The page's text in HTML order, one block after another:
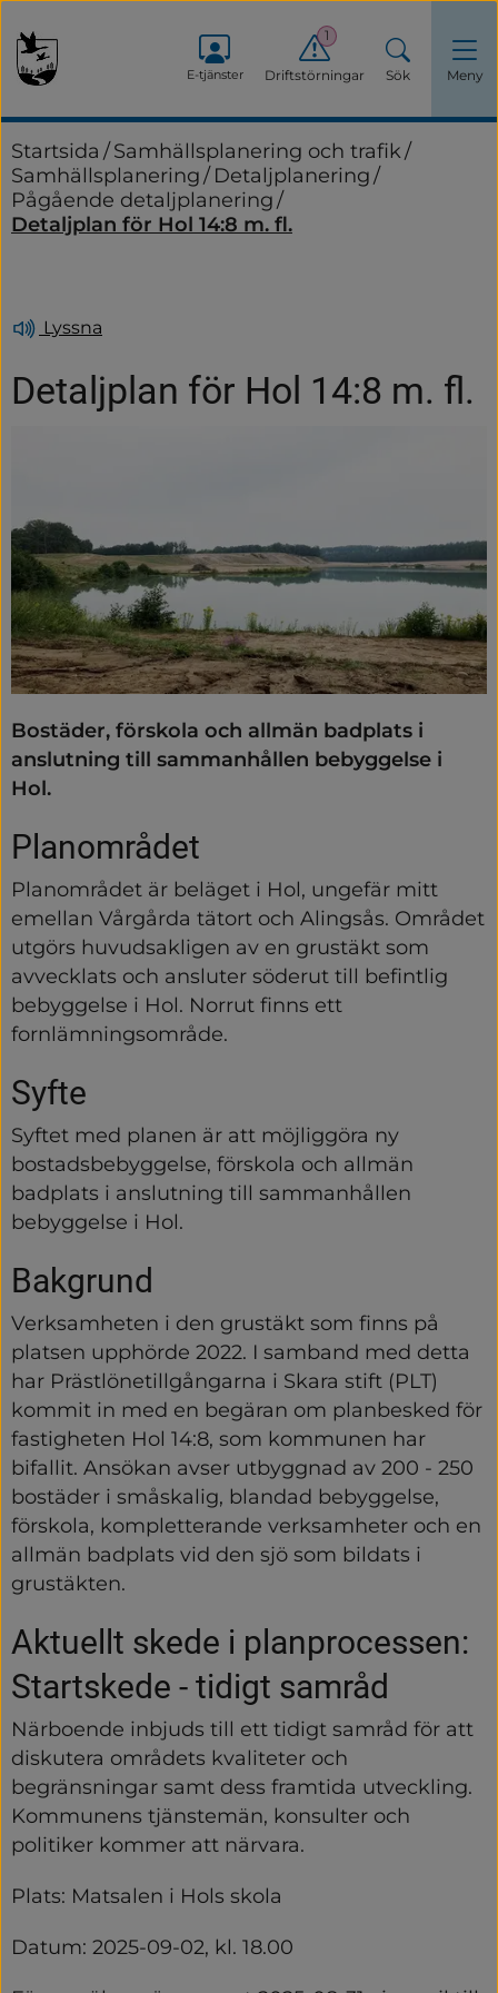
E-tjänster Driftstörningar
1
Sök Meny
Startsida /Samhällsplanering och trafik/
Samhällsplanering/ Detaljplanering/
Pågående detaljplanering/
Detaljplan för Hol 14:8 m. fl.
Lyssna
Detaljplan för Hol 14:8 m. fl.
Bostäder, förskola och allmän badplats i
anslutning till sammanhållen bebyggelse i
Hol.
Planområdet
Planområdet är beläget i Hol, ungefär mitt
emellan Vårgårda tätort och Alingsås. Området
utgörs huvudsakligen av en grustäkt som
avvecklats och ansluter söderut till befintlig
bebyggelse i Hol. Norrut finns ett
fornlämningsområde.
Syfte
Syftet med planen är att möjliggöra ny
bostadsbebyggelse, förskola och allmän
badplats i anslutning till sammanhållen
bebyggelse i Hol.
Bakgrund
Verksamheten i den grustäkt som finns på
platsen upphörde 2022. I samband med detta
har Prästlönetillgångarna i Skara stift (PLT)
kommit in med en begäran om planbesked för
fastigheten Hol 14:8, som kommunen har
bifallit. Ansökan avser utbyggnad av 200 - 250
bostäder i småskalig, blandad bebyggelse,
förskola, kompletterande verksamheter och en
allmän badplats vid den sjö som bildats i
grustäkten.
Aktuellt skede i planprocessen:
Startskede - tidigt samråd
Närboende inbjuds till ett tidigt samråd för att
diskutera områdets kvaliteter och
begränsningar samt dess framtida utveckling.
Kommunens tjänstemän, konsulter och
politiker kommer att närvara.
Plats: Matsalen i Hols skola
Datum: 2025-09-02, kl. 18.00